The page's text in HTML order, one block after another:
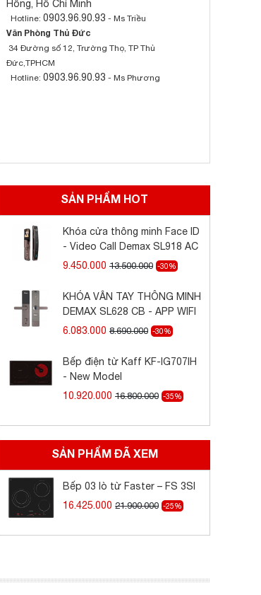
Hồng, Hồ Chí Minh
Hotline: 0903.96.90.93 - Ms Triều
Văn Phòng Thủ Đức
34 Đường số 12, Trường Thọ, TP Thủ
Đức,TPHCM
Hotline: 0903.96.90.93 - Ms Phương
SẢN PHẨM HOT
Khóa cửa thông minh Face ID
- Video Call Demax SL918 AC
9.450.000 13.500.000 -30%
KHÓA VÂN TAY THÔNG MINH
DEMAX SL628 CB - APP WIFI
6.083.000 8.690.000 -30%
Bếp điện từ Kaff KF-IG707IH
- New Model
10.920.000 16.800.000 -35%
SẢN PHẨM ĐÃ XEM
Bếp 03 lò từ Faster – FS 3SI
16.425.000 21.900.000 -25%